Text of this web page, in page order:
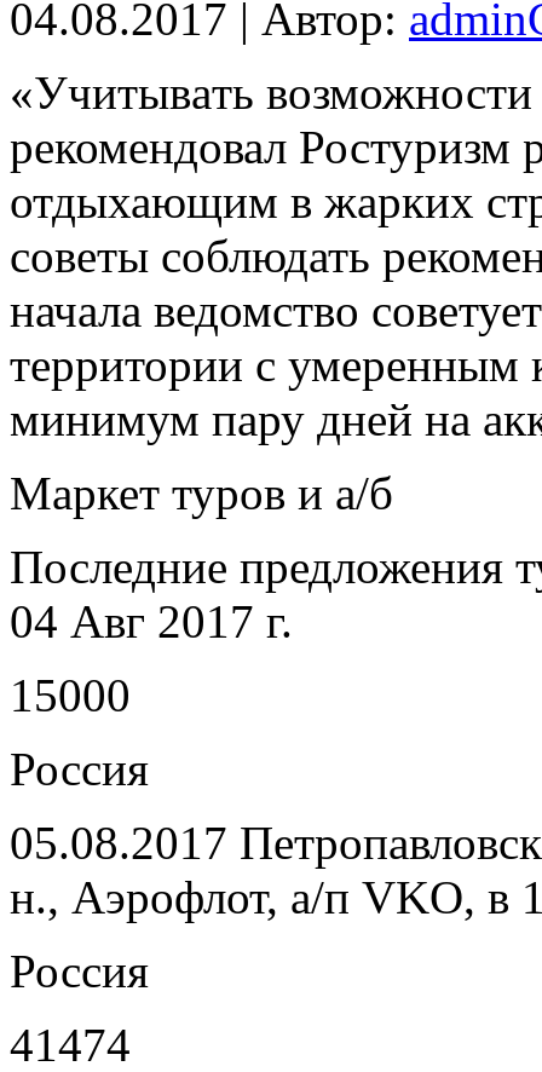
04.08.2017 | Автор:
«Учитывaть возможности
рекомендовал Ростуризм
отдыхающим в жарких
советы соблюдать
начала ведомство
территории с умеренным
минимум пару дней на
Маркет туров и а/б
Последние предложения
04 Авг 2017 г.
15000
Россия
05.08.2017
н., Аэрофлот, а/п VKO, в
Россия
41474